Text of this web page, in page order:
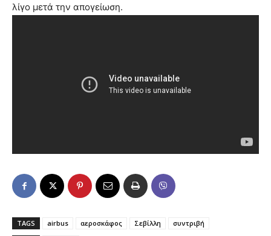
λίγο μετά την απογείωση.
TAGS airbus αεροσκάφος Σεβίλλη
συντριβή